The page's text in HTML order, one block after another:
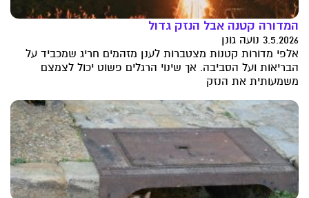
המדורה קטנה אבל הנזק גדול
3.5.2026 נועה גונן
אלפי מדורות קטנות מצטברות לענן מזהמים חריג שמכביד על
הבריאות ועל הסביבה. אך שינוי הרגלים פשוט יכול לצמצם
משמעותית את הנזק